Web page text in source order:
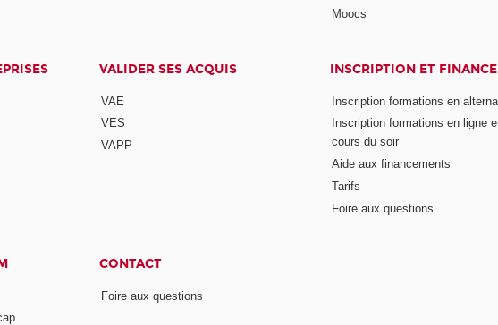
Moocs
VALIDER SES ACQUIS
VAE
VES
VAPP
INSCRIPTION ET
Inscription formations en
Inscription formations en ligne
cours du soir
Aide aux financements
Tarifs
Foire aux questions
CONTACT
Foire aux questions